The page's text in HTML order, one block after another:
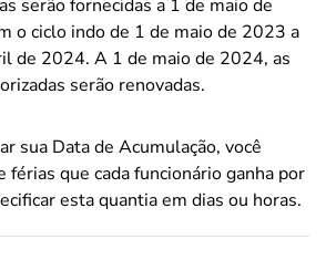
serão fornecidas a 1 de maio de
o ciclo indo de 1 de maio de 2023 a
de 2024. A 1 de maio de 2024, as
serão renovadas.
sua Data de Acumulação, você
férias que cada funcionário ganha por
esta quantia em dias ou horas.